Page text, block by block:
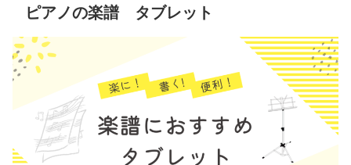
ピアノの楽譜 タブレット